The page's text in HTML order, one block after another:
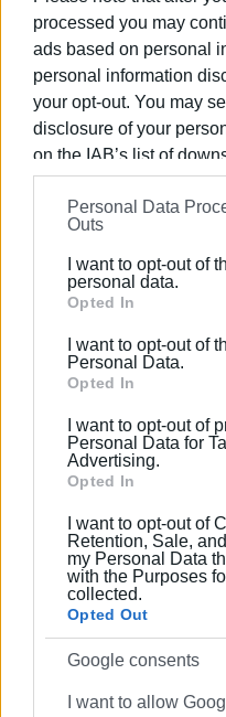
processed you may
ads based on personal
personal information
your opt-out. You may
disclosure of your
on the IAB’s list of
information may also
on theIAB’s List of
further disclose it to
Please note that this
Google services and
behaviour. You may
Google and its third-
section.
Personal Data
Outs
I want to opt-out of
personal data.
Opted In
I want to opt-out of
Personal Data.
Opted In
I want to opt-out of
Personal Data for
Advertising.
Opted In
I want to opt-out of
Retention, Sale,
my Personal Data
with the Purposes
collected.
Opted Out
Google consents
I want to allow